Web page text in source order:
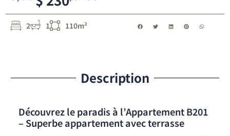
2 1 110m²
Description
Découvrez le paradis à l’Appartement B201
– Superbe appartement avec terrasse